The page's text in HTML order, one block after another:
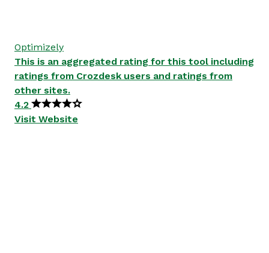
Optimizely
This is an aggregated rating for this tool including
ratings from Crozdesk users and ratings from
other sites.
4.2
Visit Website